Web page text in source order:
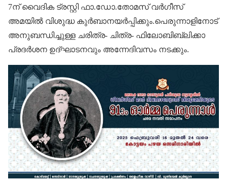
7ന് വൈദിക ട്രസ്റ്റി ഫാ.ഡോ.തോമസ് വർ​ഗീസ്
അമയിൽ വിശുദ്ധ കുർബാനയർപ്പിക്കും.പെരുന്നാളിനോട്
അനുബന്ധിച്ചുള്ള ചരിത്ര- ചിത്ര- ഫിലോബിബ്ലിക്കാ
പ്രദർശന ഉദ്ഘാടനവും അന്നേദിവസം നടക്കും.